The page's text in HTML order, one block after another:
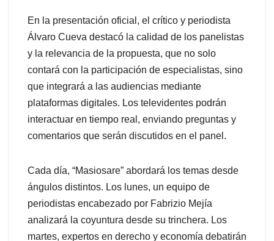
En la presentación oficial, el crítico y periodista
Álvaro Cueva destacó la calidad de los panelistas
y la relevancia de la propuesta, que no solo
contará con la participación de especialistas, sino
que integrará a las audiencias mediante
plataformas digitales. Los televidentes podrán
interactuar en tiempo real, enviando preguntas y
comentarios que serán discutidos en el panel.
Cada día, “Masiosare” abordará los temas desde
ángulos distintos. Los lunes, un equipo de
periodistas encabezado por Fabrizio Mejía
analizará la coyuntura desde su trinchera. Los
martes, expertos en derecho y economía debatirán